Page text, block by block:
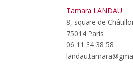
Tamara LANDAU
8, square de
75014 Paris
06 11 34 38 58